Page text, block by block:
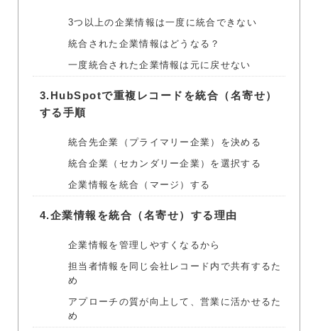
3つ以上の企業情報は一度に統合できない
統合された企業情報はどうなる？
一度統合された企業情報は元に戻せない
3.HubSpotで重複レコードを統合（名寄せ）
する手順
統合先企業（プライマリー企業）を決める
統合企業（セカンダリー企業）を選択する
企業情報を統合（マージ）する
4.企業情報を統合（名寄せ）する理由
企業情報を管理しやすくなるから
担当者情報を同じ会社レコード内で共有するた
め
アプローチの質が向上して、営業に活かせるた
め